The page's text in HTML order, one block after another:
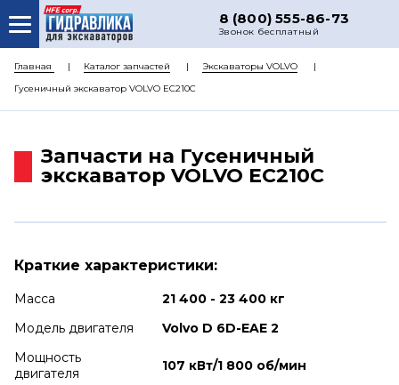
8 (800) 555-86-73
Звонок бесплатный
О НАС
КАТАЛОГ ЗАПЧАСТЕЙ
ДОСТАВКА
Главная Каталог запчастей
Экскаваторы VOLVO
Гусеничный экскаватор VOLVO EC210C
Запчасти на Гусеничный
экскаватор VOLVO EC210C
Краткие характеристики:
Масса
21 400 - 23 400 кг
Модель двигателя
Volvo D 6D-EAE 2
Мощность
двигателя
107 кВт/1 800 об/мин